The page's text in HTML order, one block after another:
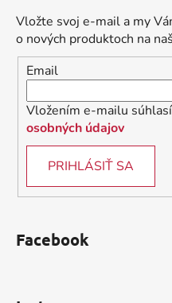
Vložte svoj e-mail a my
o nových produktoch na
Email
Vložením e-mailu
osobných údajov
PRIHLÁSIŤ SA
Facebook